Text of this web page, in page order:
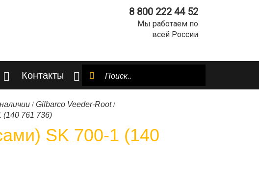
8 800 222 44 52
Мы работаем по
всей России
Контакты
/ Gilbarco Veeder-Root/
761 736)
SK 700-1 (140